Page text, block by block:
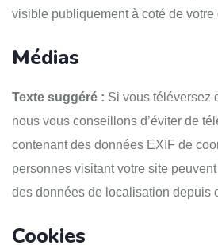
visible publiquement à coté de votre
Médias
Texte suggéré : Si vous téléversez
nous vous conseillons d’éviter de
contenant des données EXIF de
personnes visitant votre site
des données de localisation depuis
Cookies